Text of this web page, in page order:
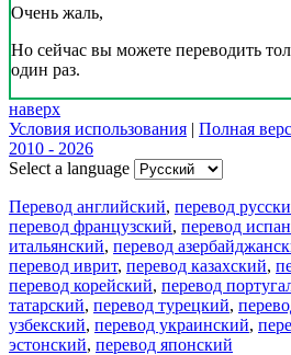
Очень жаль,
Но сейчас вы можете переводить
один раз.
наверх
Условия использования | Полная
2010 - 2026
Select a language
Перевод английский, перевод
перевод французский, перевод
итальянский, перевод
перевод иврит, перевод казахский,
перевод корейский, перевод
татарский, перевод турецкий,
узбекский, перевод украинский,
эстонский, перевод японский